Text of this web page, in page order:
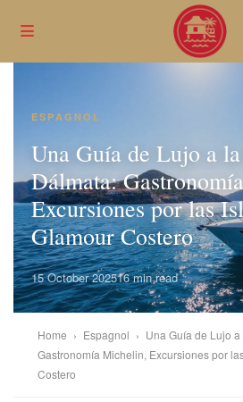
ESPAGNOL
Una Guía de Lujo a
Dálmata:
Excursiones por las
Glamour Costero
15 October 202516 min read
Home › Espagnol › Una Guía de Lujo
Gastronomía Michelin, Excursiones por
Costero